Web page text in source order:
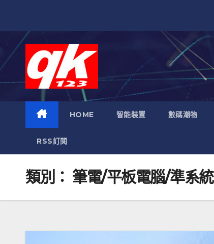
HOME 智能裝置 數碼潮物
RSS訂閱
類別： 筆電/平板電腦/準系統